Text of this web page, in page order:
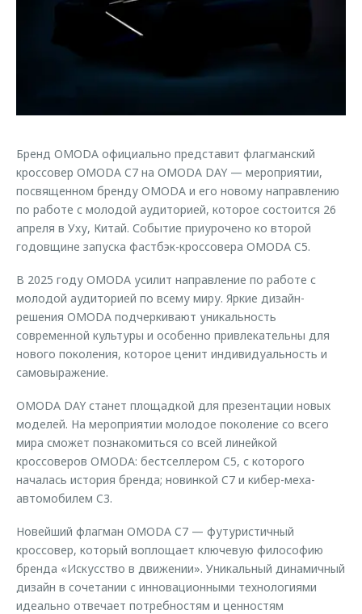
Кредитный калькулятор
Запчасти
Трейд-ин
Калькулятор трейд-ин
Клиентская поддержка
O&J Автоклуб
Клуб владельцев OMODA
Одежда и сувениры
Оригинальные аксессуары
Запчасти
Бренд OMODA официально представит флагманский
кроссовер OMODA C7 на OMODA DAY — мероприятии,
посвященном бренду OMODA и его новому направлению
по работе с молодой аудиторией, которое состоится 26
апреля в Уху, Китай. Событие приурочено ко второй
годовщине запуска фастбэк-кроссовера OMODA C5.
В 2025 году OMODA усилит направление по работе с
молодой аудиторией по всему миру. Яркие дизайн-
решения OMODA подчеркивают уникальность
современной культуры и особенно привлекательны для
нового поколения, которое ценит индивидуальность и
самовыражение.
OMODA DAY станет площадкой для презентации новых
моделей. На мероприятии молодое поколение со всего
мира сможет познакомиться со всей линейкой
кроссоверов OMODA: бестселлером C5, с которого
началась история бренда; новинкой C7 и кибер-меха-
автомобилем C3.
Новейший флагман OMODA C7 — футуристичный
кроссовер, который воплощает ключевую философию
бренда «Искусство в движении». Уникальный динамичный
дизайн в сочетании с инновационными технологиями
идеально отвечает потребностям и ценностям